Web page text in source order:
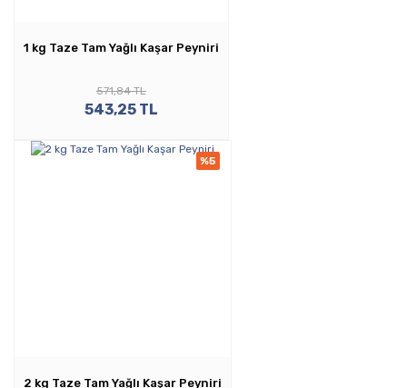
1 kg Taze Tam Yağlı Kaşar Peyniri
543,25 TL
571,84 TL
%5
2 kg Taze Tam Yağlı Kaşar Peyniri